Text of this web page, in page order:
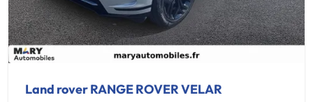
Land rover RANGE ROVER VELAR